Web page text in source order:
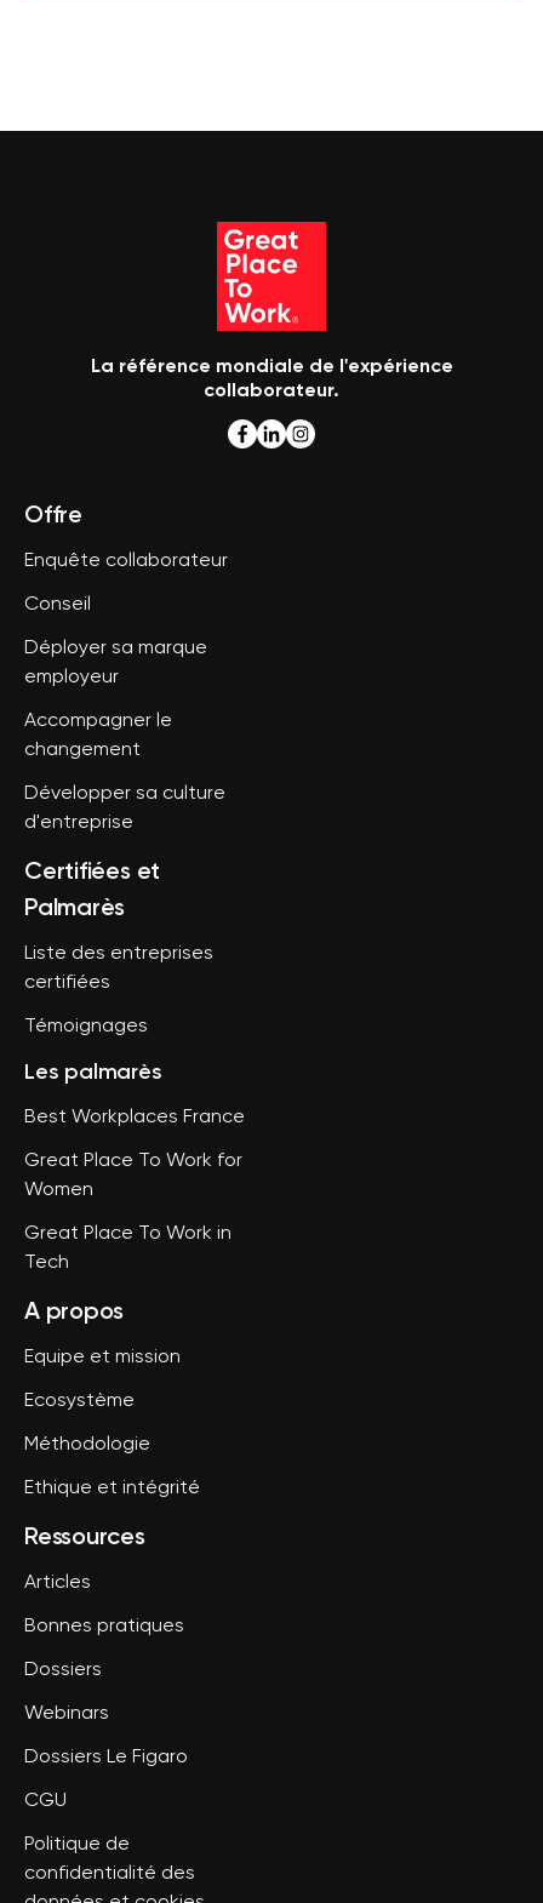
La référence mondiale de l'expérience
collaborateur.
Offre
Enquête collaborateur
Conseil
Déployer sa marque
employeur
Accompagner le
changement
Développer sa culture
d'entreprise
Certifiées et
Palmarès
Liste des entreprises
certifiées
Témoignages
Les palmarès
Best Workplaces France
Great Place To Work for
Women
Great Place To Work in
Tech
A propos
Equipe et mission
Ecosystème
Méthodologie
Ethique et intégrité
Ressources
Articles
Bonnes pratiques
Dossiers
Webinars
Dossiers Le Figaro
CGU
Politique de
confidentialité des